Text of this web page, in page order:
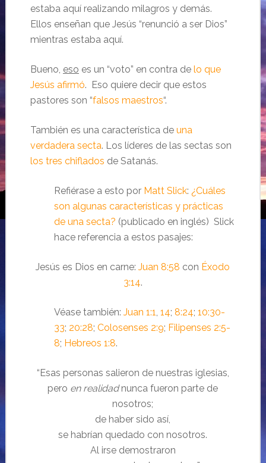
estaba aquí realizando milagros y demás.
Ellos enseñan que Jesús “renunció a ser Dios”
mientras estaba aquí.
Bueno, eso es un “voto” en contra de lo que
Jesús afirmó. Eso quiere decir que estos
pastores son “falsos maestros“.
También es una característica de una
verdadera secta. Los líderes de las sectas son
los tres chiflados de Satanás.
Refiérase a esto por Matt Slick: ¿Cuáles
son algunas características y prácticas
de una secta? (publicado en inglés) Slick
hace referencia a estos pasajes:
Jesús es Dios en carne:Juan 8:58 con Éxodo
3:14.
Véase también: Juan 1:1, 14; 8:24; 10:30-
33; 20:28; Colosenses 2:9; Filipenses 2:5-
8; Hebreos 1:8.
“Esas personas salieron de nuestras iglesias,
pero en realidadnunca fueron parte de
nosotros;
de haber sido así,
se habrían quedado con nosotros.
Al irse demostraron